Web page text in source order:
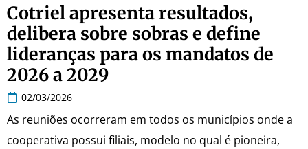
Cotriel apresenta resultados,
delibera sobre sobras e define
lideranças para os mandatos de
2026 a 2029
02/03/2026
As reuniões ocorreram em todos os municípios onde a
cooperativa possui filiais, modelo no qual é pioneira,